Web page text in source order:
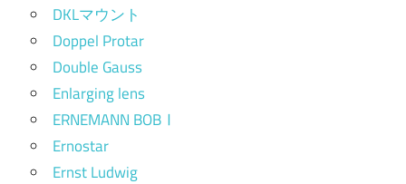
DKLマウント
Doppel Protar
Double Gauss
Enlarging lens
ERNEMANN BOBⅠ
Ernostar
Ernst Ludwig